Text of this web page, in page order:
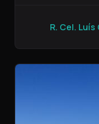
R. Cel.